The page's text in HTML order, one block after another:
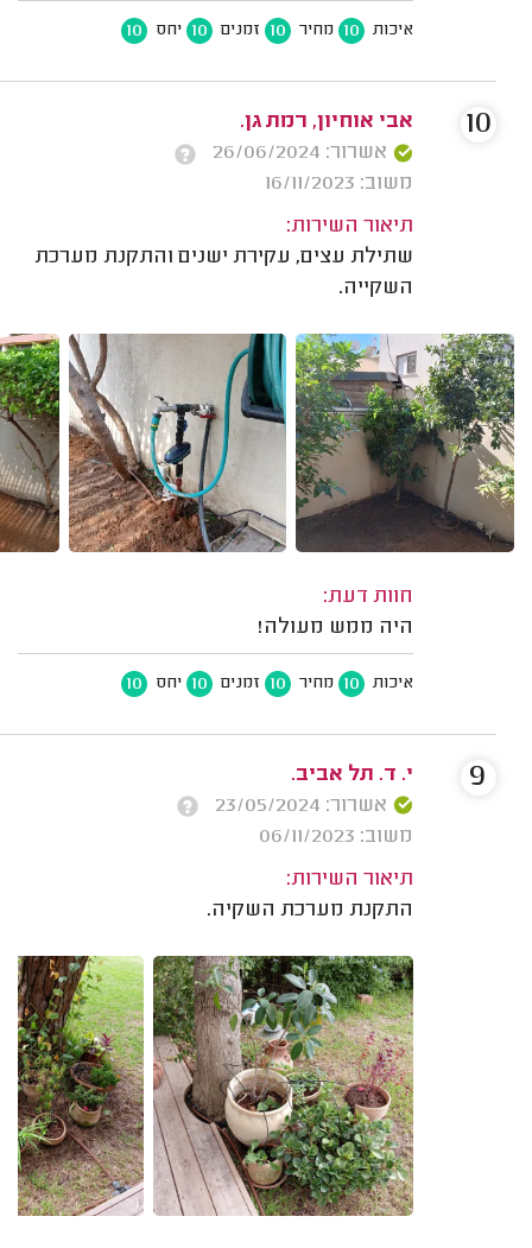
איכות 10 מחיר 10 זמנים 10 יחס 10
אבי אוחיון, רמת גן.
אשרור: 26/06/2024
משוב: 16/11/2023
תיאור השירות:
שתילת עצים, עקירת ישנים והתקנת מערכת
השקייה.
חוות דעת:
היה ממש מעולה!
איכות 10 מחיר 10 זמנים 10 יחס 10
10
י. ד. תל אביב.
אשרור: 23/05/2024
משוב: 06/11/2023
תיאור השירות:
התקנת מערכת השקיה.
9